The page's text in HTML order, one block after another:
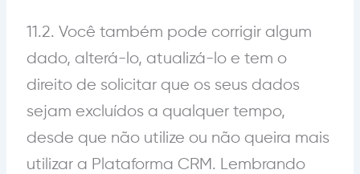
11.2. Você também pode corrigir algum
dado, alterá-lo, atualizá-lo e tem o
direito de solicitar que os seus dados
sejam excluídos a qualquer tempo,
desde que não utilize ou não queira mais
utilizar a Plataforma CRM. Lembrando